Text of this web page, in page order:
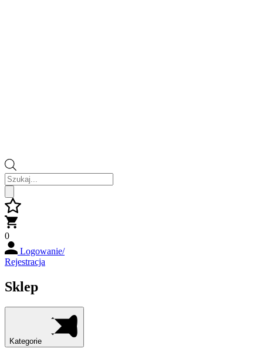
Wyszukiwarka
produktów
0
Logowanie/
Rejestracja
Sklep
Kategorie